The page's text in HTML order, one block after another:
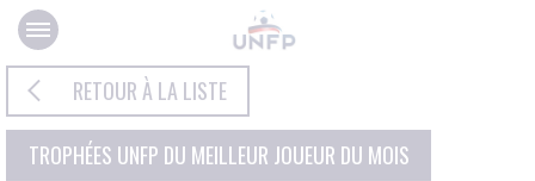
Panneau de gestion des cookies
RETOUR À LA LISTE
TROPHÉES UNFP DU MEILLEUR JOUEUR DU MOIS